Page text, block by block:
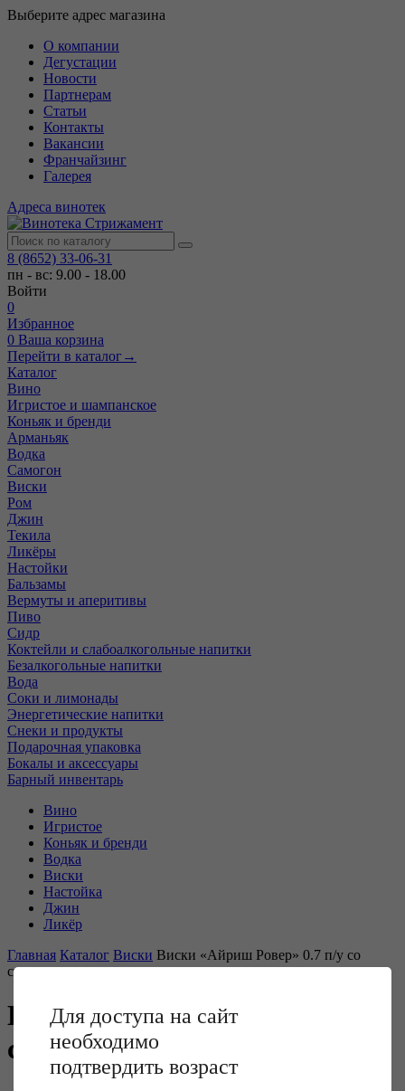
Выберите адрес магазина
О компании
Дегустации
Новости
Партнерам
Статьи
Контакты
Вакансии
Франчайзинг
Галерея
Адреса винотек
8 (8652) 33-06-31
пн - вс: 9.00 - 18.00
Войти
0
Избранное
0 Ваша корзина
Перейти в каталог →
Каталог
Вино
Игристое и шампанское
Коньяк и бренди
Арманьяк
Водка
Самогон
Виски
Ром
Джин
Текила
Ликёры
Настойки
Бальзамы
Вермуты и аперитивы
Пиво
Сидр
Коктейли и слабоалкогольные напитки
Безалкогольные напитки
Вода
Соки и лимонады
Энергетические напитки
Снеки и продукты
Подарочная упаковка
Бокалы и аксессуары
Барный инвентарь
Вино
Игристое
Коньяк и бренди
Водка
Виски
Настойка
Джин
Ликёр
Главная Каталог Виски Виски «Айриш Ровер» 0.7 п/у со
стаканом
Виски «Айриш Ровер» 0.7 п/у
со стаканом
Для доступа на сайт
необходимо
подтвердить возраст